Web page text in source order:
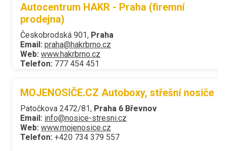
Autocentrum HAKR - Praha (firemní
prodejna)
Českobrodská 901, Praha
Email: praha@hakrbrno.cz
Web: www.hakrbrno.cz
Telefon: 777 454 451
MOJENOSIČE.CZ Autoboxy, střešní nosiče
Patočkova 2472/81, Praha 6 Břevnov
Email: info@nosice-stresni.cz
Web: www.mojenosice.cz
Telefon: +420 734 379 557